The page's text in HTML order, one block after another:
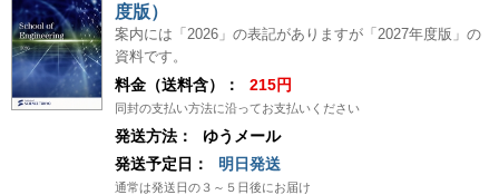
度版）
案内には「2026」の表記がありますが「2027年度版」の
資料です。
料金（送料含）： 215円
同封の支払い方法に沿ってお支払いください
発送方法：
ゆうメール
発送予定日：
明日発送
通常は発送日の３～５日後にお届け